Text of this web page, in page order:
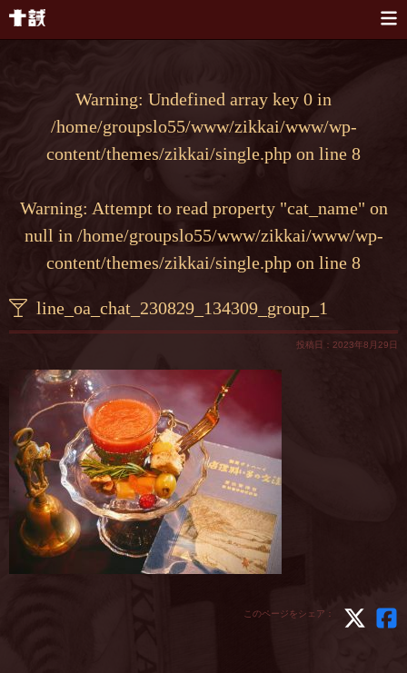
Warning: Undefined array key 0 in
/home/groupslo55/www/zikkai/www/wp-
content/themes/zikkai/single.php on line 8
Warning: Attempt to read property "cat_name" on
null in /home/groupslo55/www/zikkai/www/wp-
content/themes/zikkai/single.php on line 8
line_oa_chat_230829_134309_group_1
投稿日：2023年8月29日
このページをシェア：